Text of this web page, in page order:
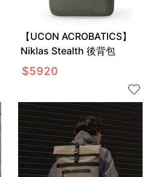
【UCON ACROBATICS】
Niklas Stealth 後背包
$5920